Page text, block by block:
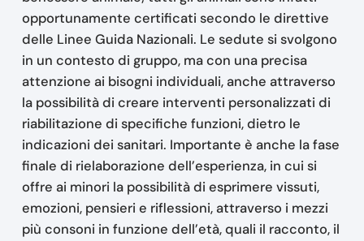
opportunamente certificati secondo le direttive
delle Linee Guida Nazionali. Le sedute si svolgono
in un contesto di gruppo, ma con una precisa
attenzione ai bisogni individuali, anche attraverso
la possibilità di creare interventi personalizzati di
riabilitazione di specifiche funzioni, dietro le
indicazioni dei sanitari. Importante è anche la fase
finale di rielaborazione dell’esperienza, in cui si
offre ai minori la possibilità di esprimere vissuti,
emozioni, pensieri e riflessioni, attraverso i mezzi
più consoni in funzione dell’età, quali il racconto, il